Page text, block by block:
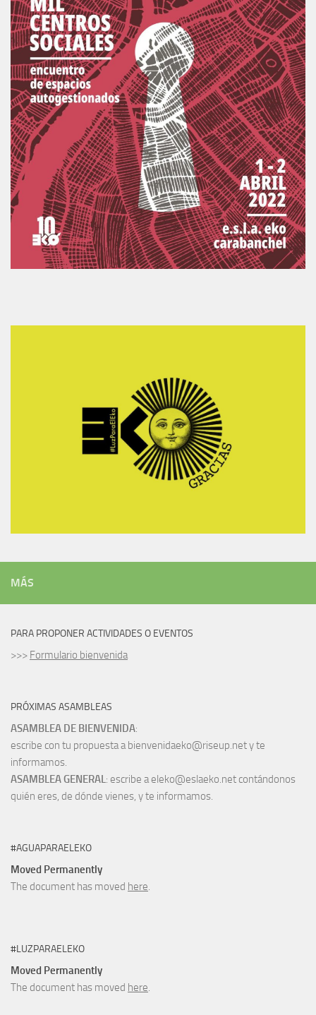
MÁS
PARA PROPONER ACTIVIDADES O EVENTOS
>>> Formulario bienvenida
PRÓXIMAS ASAMBLEAS
ASAMBLEA DE BIENVENIDA:
escribe con tu propuesta a bienvenidaeko@riseup.net y te
informamos.
ASAMBLEA GENERAL: escribe a eleko@eslaeko.net contándonos
quién eres, de dónde vienes, y te informamos.
#AGUAPARAELEKO
Moved Permanently
The document has moved here.
#LUZPARAELEKO
Moved Permanently
The document has moved here.